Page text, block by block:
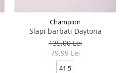
Champion
Slapi barbati Daytona
135,00 Lei
79,99 Lei
41.5